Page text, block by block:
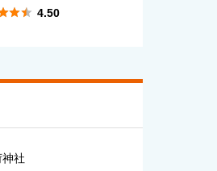
 4.50
社